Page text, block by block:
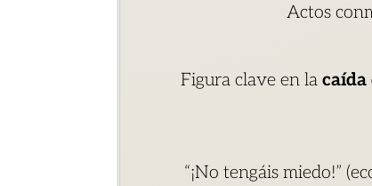
Actos
Figura clave en la caída
“¡No tengáis miedo!”